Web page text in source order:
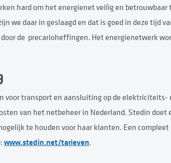
hard om het energienet veilig en
we daar in geslaagd en dat is goed in deze tijd
de precarioheffingen. Het energienetwerk
voor transport en aansluiting op de
van het netbeheer in Nederland. Stedin doet
te houden voor haar klanten. Een
www.stedin.net/tarieven.